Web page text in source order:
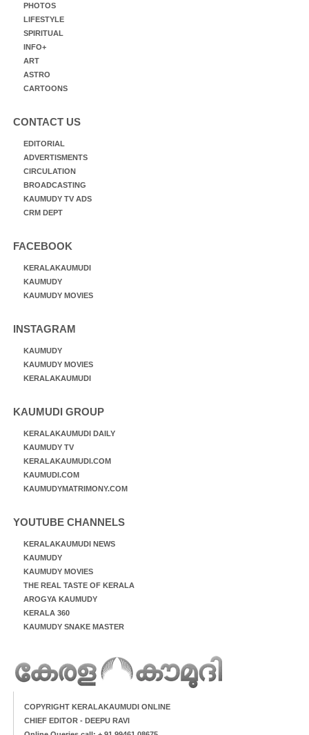
PHOTOS
LIFESTYLE
SPIRITUAL
INFO+
ART
ASTRO
CARTOONS
CONTACT US
EDITORIAL
ADVERTISMENTS
CIRCULATION
BROADCASTING
KAUMUDY TV ADS
CRM DEPT
FACEBOOK
KERALAKAUMUDI
KAUMUDY
KAUMUDY MOVIES
INSTAGRAM
KAUMUDY
KAUMUDY MOVIES
KERALAKAUMUDI
KAUMUDI GROUP
KERALAKAUMUDI DAILY
KAUMUDY TV
KERALAKAUMUDI.COM
KAUMUDI.COM
KAUMUDYMATRIMONY.COM
YOUTUBE CHANNELS
KERALAKAUMUDI NEWS
KAUMUDY
KAUMUDY MOVIES
THE REAL TASTE OF KERALA
AROGYA KAUMUDY
KERALA 360
KAUMUDY SNAKE MASTER
COPYRIGHT KERALAKAUMUDI ONLINE
CHIEF EDITOR - DEEPU RAVI